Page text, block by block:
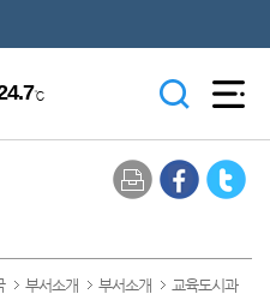
℃
부서소개 부서소개 교육도시과